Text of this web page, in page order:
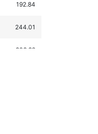
192.84
244.01
202.89